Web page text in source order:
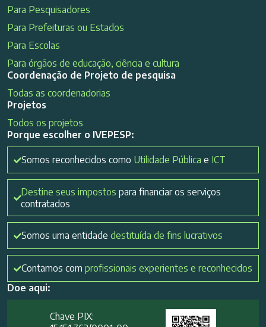
Para Pesquisadores
Para Prefeituras ou Estados
Para Escolas
Para órgãos de educação, ciência e cultura
Coordenação de Projeto de pesquisa
Todas as coordenadorias
Projetos
Todos os projetos
Porque escolher o IVEPESP:
Somos reconhecidos como Utilidade Pública e ICT
Destine seus impostos para financiar os serviços
contratados
Somos uma entidade destituída de fins lucrativos
Contamos com profissionais experientes e reconhecidos
Doe aqui:
Chave PIX: